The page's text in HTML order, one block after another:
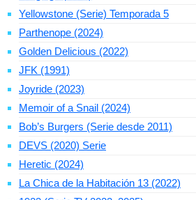
Yellowstone (Serie) Temporada 5
Parthenope (2024)
Golden Delicious (2022)
JFK (1991)
Joyride (2023)
Memoir of a Snail (2024)
Bob’s Burgers (Serie desde 2011)
DEVS (2020) Serie
Heretic (2024)
La Chica de la Habitación 13 (2022)